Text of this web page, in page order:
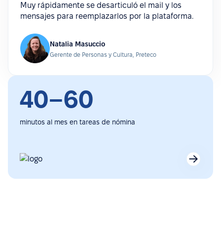
Muy rápidamente se desarticuló el mail y los
mensajes para reemplazarlos por la plataforma.
Natalia Masuccio
Gerente de Personas y Cultura, Preteco
40–60
minutos al mes en tareas de nómina